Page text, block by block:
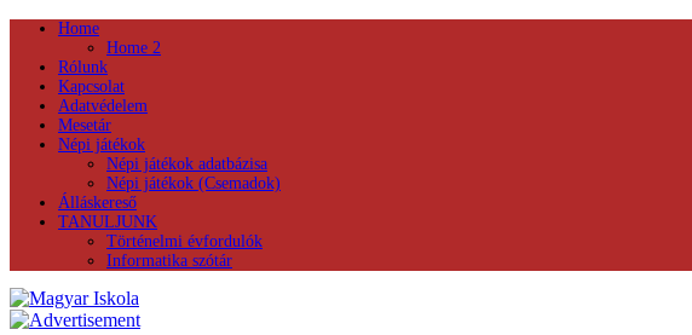
Home
Home 2
Rólunk
Kapcsolat
Adatvédelem
Mesetár
Népi játékok
Népi játékok adatbázisa
Népi játékok (Csemadok)
Álláskereső
TANULJUNK
Történelmi évfordulók
Informatika szótár